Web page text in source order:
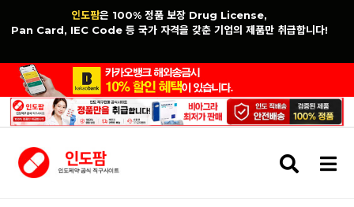
인도팜은 100% 정품 보장 Drug License,
Pan Card, IEC Code 등 국가 자격을 갖춘 기업의 제품만 취급합니다!
검
색
메